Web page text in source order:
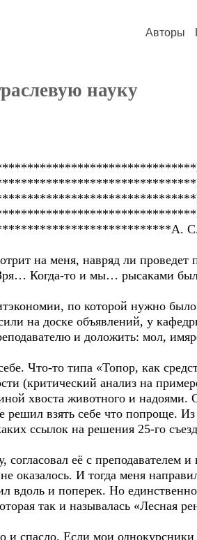
Авторы
науку
С.
на меня, навряд ли
Когда-то и мы… рысаками
по которой нужно
на доске объявлений, у
и доложить: мол,
Что-то типа «Топор, как
(критический анализ на
хвоста животного и
взять себе что попроще. Из
ссылок на решения 25-го
её с
оказалось. И тогда меня
вдоль и поперек. Но
так и называлась «Лесная
и спасло. Если мои